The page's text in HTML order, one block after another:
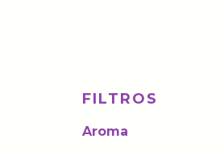
FILTROS
Aroma